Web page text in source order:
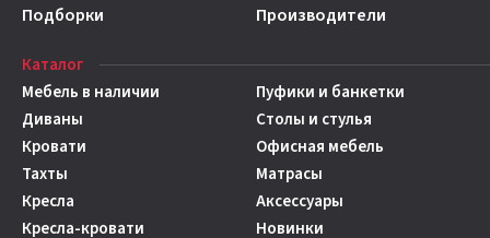
Подборки
Производители
Каталог
Мебель в наличии
Диваны
Кровати
Тахты
Кресла
Кресла-кровати
Пуфики и банкетки
Столы и стулья
Офисная мебель
Матрасы
Аксессуары
Новинки